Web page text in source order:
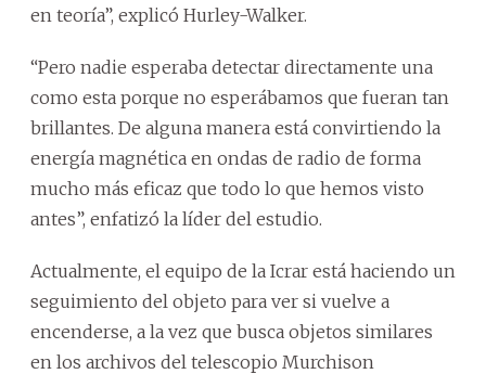
en teoría”, explicó Hurley-Walker.
“Pero nadie esperaba detectar directamente una
como esta porque no esperábamos que fueran tan
brillantes. De alguna manera está convirtiendo la
energía magnética en ondas de radio de forma
mucho más eficaz que todo lo que hemos visto
antes”, enfatizó la líder del estudio.
Actualmente, el equipo de la Icrar está haciendo un
seguimiento del objeto para ver si vuelve a
encenderse, a la vez que busca objetos similares
en los archivos del telescopio Murchison